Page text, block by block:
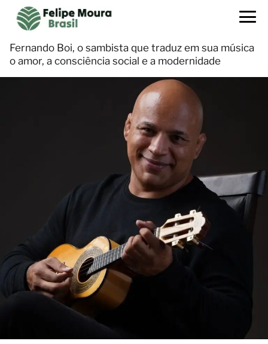
Fernando Boi, o sambista que traduz em sua música
o amor, a consciência social e a modernidade